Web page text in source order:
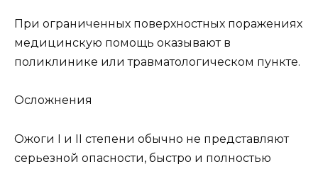
При ограниченных поверхностных поражениях
медицинскую помощь оказывают в
поликлинике или травматологическом пункте.
Осложнения
Ожоги I и II степени обычно не представляют
серьезной опасности, быстро и полностью